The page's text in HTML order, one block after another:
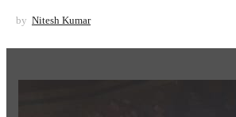
by Nitesh Kumar